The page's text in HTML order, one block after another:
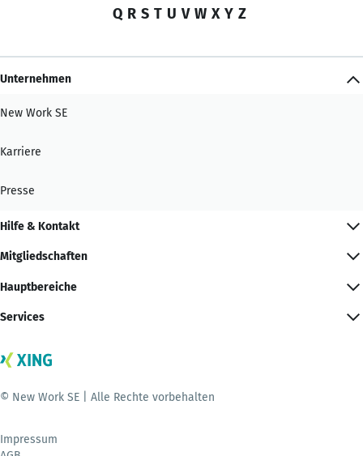
Q R S T U V W X Y Z
Unternehmen
New Work SE
Karriere
Presse
Hilfe & Kontakt
Mitgliedschaften
Hauptbereiche
Services
© New Work SE | Alle Rechte vorbehalten
Impressum